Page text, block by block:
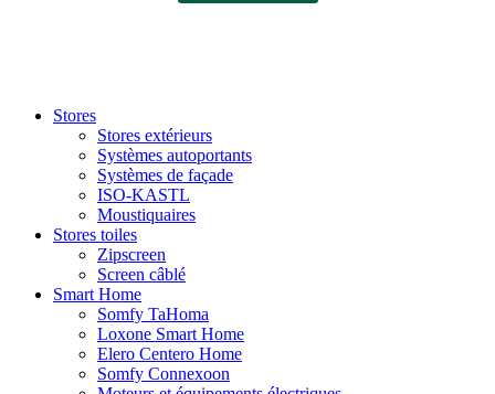
Stores
Stores extérieurs
Systèmes autoportants
Systèmes de façade
ISO-KASTL
Moustiquaires
Stores toiles
Zipscreen
Screen câblé
Smart Home
Somfy TaHoma
Loxone Smart Home
Elero Centero Home
Somfy Connexoon